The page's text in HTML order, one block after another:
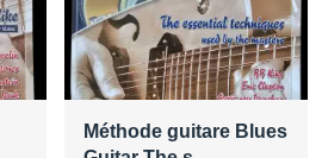
Méthode guitare Blues